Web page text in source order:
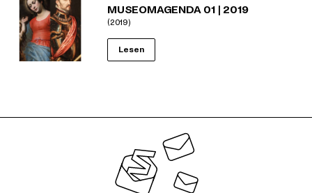
MUSEOMAGENDA 01 | 2019
(2019)
Lesen